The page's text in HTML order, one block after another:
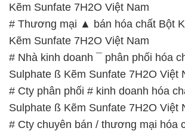
Kẽm Sunfate 7H2O Việt Nam
# Thương mại ▲ bán hóa chất Bột
Kẽm Sunfate 7H2O Việt Nam
# Nhà kinh doanh ¯ phân phối hóa
Sulphate ß Kẽm Sunfate 7H2O Việt
# Cty phân phối # kinh doanh hóa
Sulphate ß Kẽm Sunfate 7H2O Việt
# Cty chuyên bán / thương mại hóa